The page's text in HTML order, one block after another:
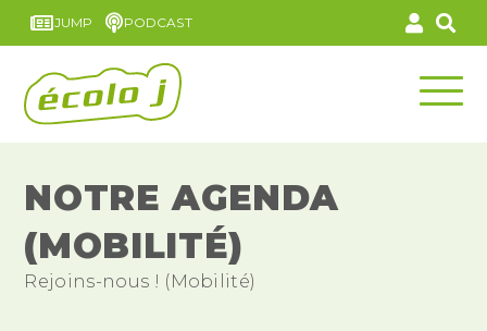
JUMP PODCAST
NOTRE AGENDA
(MOBILITÉ)
Rejoins-nous ! (Mobilité)